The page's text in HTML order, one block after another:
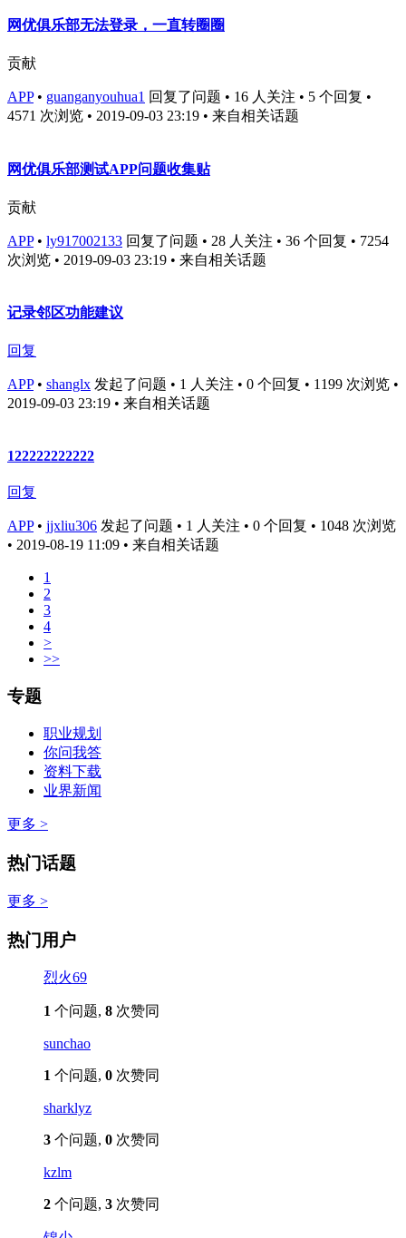
网优俱乐部无法登录，一直转圈圈
贡献
APP• guanganyouhua1 回复了问题 • 16 人关注 • 5 个回复 •
4571 次浏览 • 2019-09-03 23:19 • 来自相关话题
网优俱乐部测试APP问题收集贴
贡献
APP• ly917002133 回复了问题 • 28 人关注 • 36 个回复 • 7254
次浏览 • 2019-09-03 23:19 • 来自相关话题
记录邻区功能建议
回复
APP• shanglx 发起了问题 • 1 人关注 • 0 个回复 • 1199 次浏览 •
2019-09-03 23:19 • 来自相关话题
122222222222
回复
APP• jjxliu306 发起了问题 • 1 人关注 • 0 个回复 • 1048 次浏览
• 2019-08-19 11:09 • 来自相关话题
1
2
3
4
>
>>
专题
职业规划
你问我答
资料下载
业界新闻
更多 >
热门话题
更多 >
热门用户
烈火69
1 个问题, 8 次赞同
sunchao
1 个问题, 0 次赞同
sharklyz
3 个问题, 0 次赞同
kzlm
2 个问题, 3 次赞同